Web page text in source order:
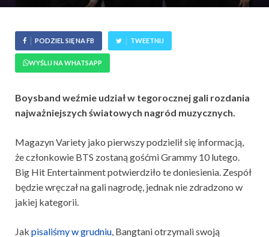
PODZIEL SIĘ NA FB TWEETNIJ
WYŚLIJ NA WHATSAPP
Boysband weźmie udział w tegorocznej gali rozdania
najważniejszych światowych nagród muzycznych.
Magazyn Variety jako pierwszy podzielił się informacją,
że członkowie BTS zostaną gośćmi Grammy 10 lutego.
Big Hit Entertainment potwierdziło te doniesienia. Zespół
będzie wręczał na gali nagrodę, jednak nie zdradzono w
jakiej kategorii.
Jak pisaliśmy w grudniu, Bangtani otrzymali swoją